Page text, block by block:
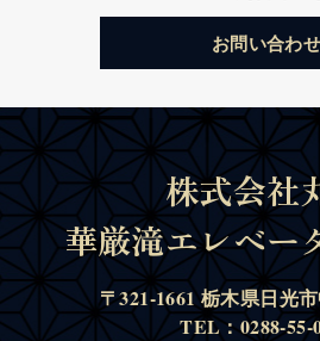
お問い合わせ
株式会社
華厳滝エレベー
〒321-1661 栃木県日光
TEL：0288-55-